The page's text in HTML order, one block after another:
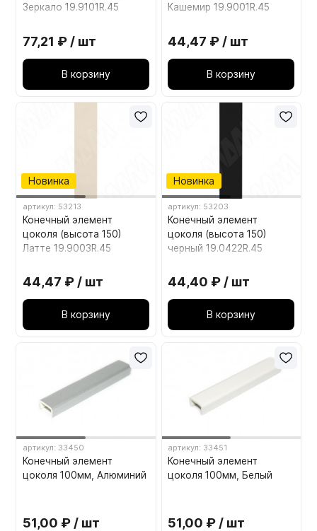
Зеркало 19.9101R.45
77,21 ₽ / шт
В корзину
Кашемир 19.9001R.45
44,47 ₽ / шт
В корзину
Новинка
артикул: 53213
Конечный элемент
цоколя (высота 150)
Латте 19.9003R.45
44,47 ₽ / шт
В корзину
Новинка
артикул: 53203
Конечный элемент
цоколя (высота 150)
черный 19.0422R.45
44,40 ₽ / шт
В корзину
артикул: 33450
Конечный элемент
цоколя 100мм, Алюминий
51,00 ₽ / шт
артикул: 33451
Конечный элемент
цоколя 100мм, Белый
51,00 ₽ / шт